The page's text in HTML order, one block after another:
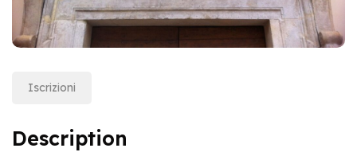
Iscrizioni
Description